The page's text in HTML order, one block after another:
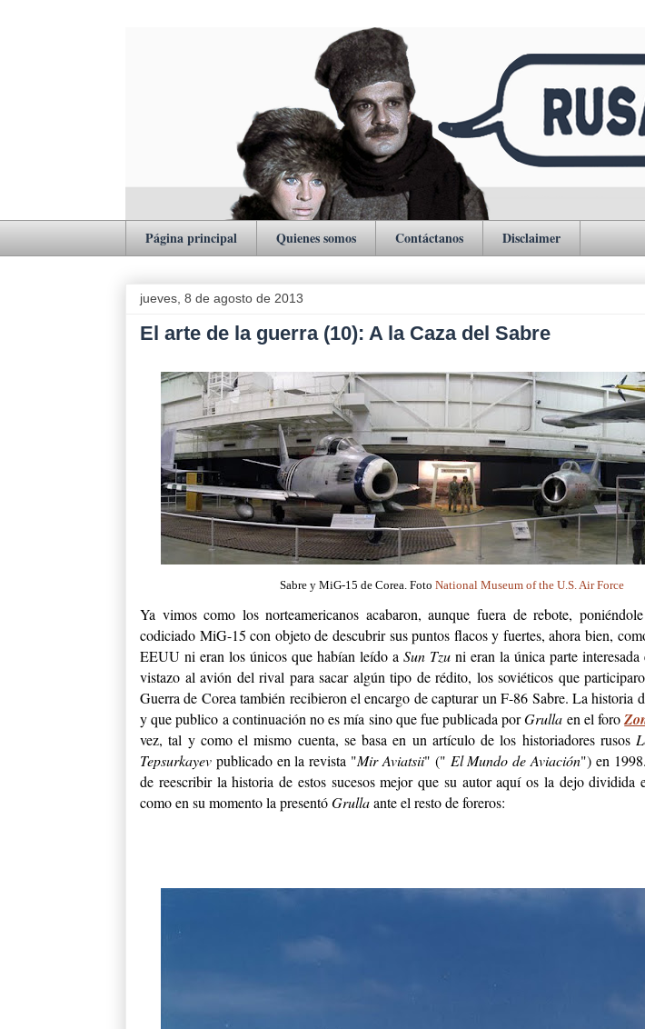
Página principal Quienes somos Contáctanos Disclaimer
jueves, 8 de agosto de 2013
El arte de la guerra (10): A la Caza del Sabre
Sabre y MiG-15 de Corea. Foto National Museum of the U.S. Air Force
Ya vimos como los norteamericanos acabaron, aunque fuera de rebote,
codiciado MiG-15 con objeto de descubrir sus puntos flacos y fuertes, ahora bien,
EEUU ni eran los únicos que habían leído a Sun Tzuni eran la única parte interesada
vistazo al avión del rival para sacar algún tipo de rédito, los soviéticos que
Guerra de Corea también recibieron el encargo de capturar un F-86 Sabre. La historia
y que publico a continuación no es mía sino que fue publicada porGrulla en el foro
vez, tal y como el mismo cuenta, se basa en un artículo de los historiadores rusos
Tepsurkayev publicado en la revista "Mir Aviatsii" (" El Mundo de Aviación") en
de reescribir la historia de estos sucesos mejor que su autor aquí os la dejo dividida
como en su momento la presentóGrullaante el resto de foreros: